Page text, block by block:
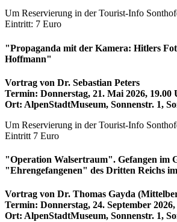
Um Reservierung in der Tourist-Info
Eintritt: 7 Euro
"Propaganda mit der Kamera: Hitlers
Hoffmann"
Vortrag von Dr. Sebastian Peters
Termin: Donnerstag, 21. Mai 2026, 19.00
Ort: AlpenStadtMuseum, Sonnenstr. 1,
Um Reservierung in der Tourist-Info
Eintritt 7 Euro
"Operation Walsertraum". Gefangen im
"Ehrengefangenen" des Dritten Reichs
Vortrag von Dr. Thomas Gayda
Termin: Donnerstag, 24. September
Ort: AlpenStadtMuseum, Sonnenstr. 1,